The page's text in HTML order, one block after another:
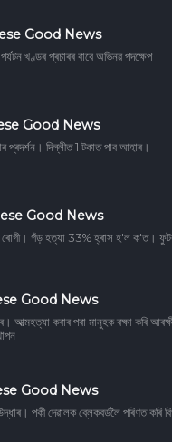
Good News
খণ্ডৰ প্ৰচাৰৰ বাবে অভিনৱ পদক্ষেপ
Good News
প্ৰদৰ্শন। দিল্লীত 1 টকাত পাব আহাৰ।
Good News
ৰোগী। গঁড় হত্যা 33% হ্ৰাস হ'ল ক'ত।
Good News
আত্মহত্যা কৰাৰ পৰা মানুহক ৰক্ষা কৰি
Good News
পকী দেৱালক ব্লেকবৰ্ডলৈ পৰিণত কৰি